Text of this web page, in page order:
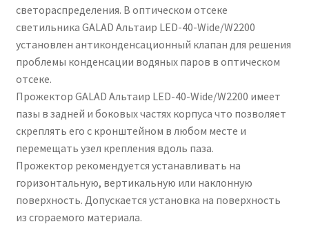
светораспределения. В оптическом отсеке
светильника GALAD Альтаир LED-40-Wide/W2200
установлен антиконденсационный клапан для решения
проблемы конденсации водяных паров в оптическом
отсеке.
Прожектор GALAD Альтаир LED-40-Wide/W2200 имеет
пазы в задней и боковых частях корпуса что позволяет
скреплять его с кронштейном в любом месте и
перемещать узел крепления вдоль паза.
Прожектор рекомендуется устанавливать на
горизонтальную, вертикальную или наклонную
поверхность. Допускается установка на поверхность
из сгораемого материала.